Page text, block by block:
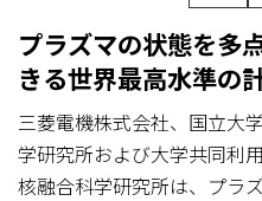
プラズマの状態を多
きる世界最高水準の
三菱電機株式会社、国立大
学研究所および大学共同利
核融合科学研究所は、プラ